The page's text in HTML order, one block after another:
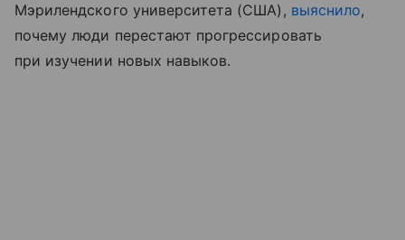
Мэрилендского университета (США), выяснило,
почему люди перестают прогрессировать
при изучении новых навыков.